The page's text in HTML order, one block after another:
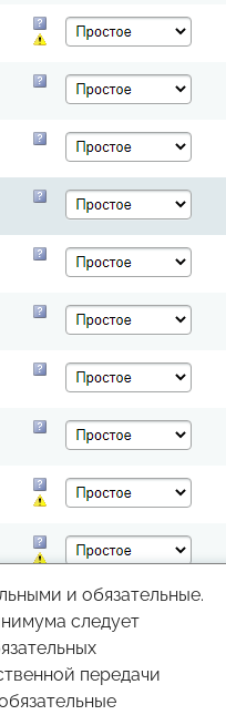
и обязательные.
следует
передачи